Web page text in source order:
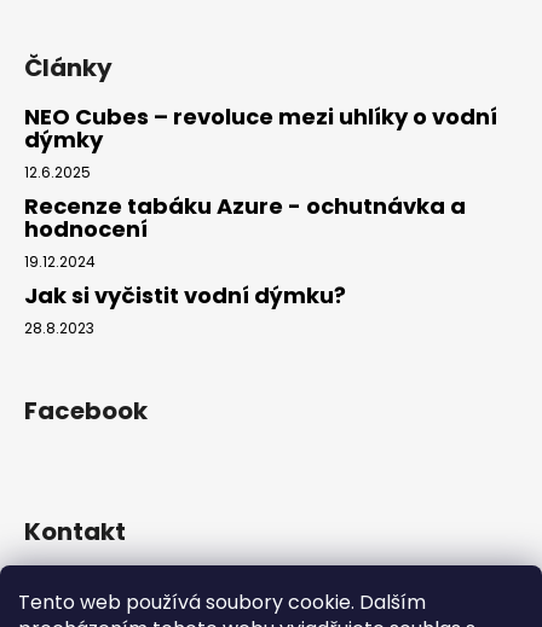
Tento web používá soubory cookie. Dalším
Články
NEO Cubes – revoluce mezi uhlíky o vodní
dýmky
12.6.2025
Recenze tabáku Azure - ochutnávka a
hodnocení
19.12.2024
Jak si vyčistit vodní dýmku?
28.8.2023
Facebook
Kontakt
+420 739 522 572